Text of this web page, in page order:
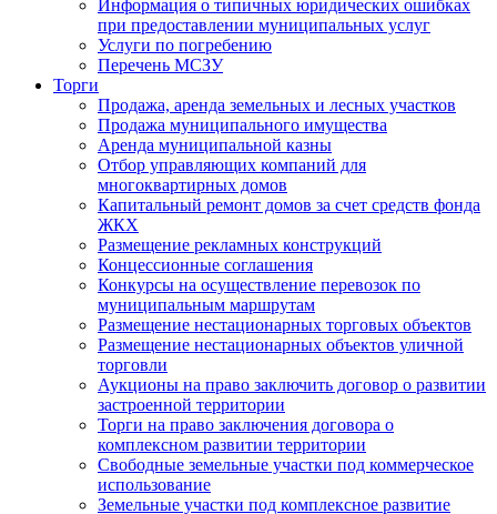
Информация о типичных юридических ошибках
при предоставлении муниципальных услуг
Услуги по погребению
Перечень МСЗУ
Торги
Продажа, аренда земельных и лесных участков
Продажа муниципального имущества
Аренда муниципальной казны
Отбор управляющих компаний для
многоквартирных домов
Капитальный ремонт домов за счет средств фонда
ЖКХ
Размещение рекламных конструкций
Концессионные соглашения
Конкурсы на осуществление перевозок по
муниципальным маршрутам
Размещение нестационарных торговых объектов
Размещение нестационарных объектов уличной
торговли
Аукционы на право заключить договор о развитии
застроенной территории
Торги на право заключения договора о
комплексном развитии территории
Свободные земельные участки под коммерческое
использование
Земельные участки под комплексное развитие